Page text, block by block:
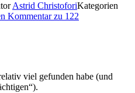
Astrid ChristoforiKategorien
Kommentarzu 122
viel gefunden habe (und